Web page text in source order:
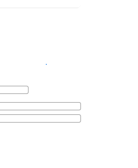
查看客房供應情況